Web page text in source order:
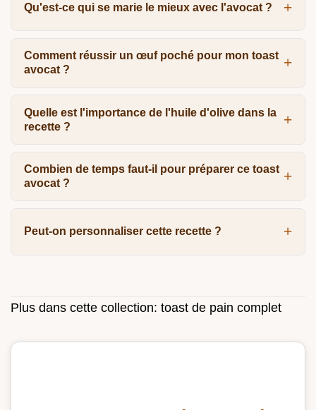
Qu'est-ce qui se marie le mieux avec l'avocat ?
Comment réussir un œuf poché pour mon toast
avocat ?
Quelle est l'importance de l'huile d'olive dans la
recette ?
Combien de temps faut-il pour préparer ce toast
avocat ?
Peut-on personnaliser cette recette ?
Plus dans cette collection: toast de pain complet